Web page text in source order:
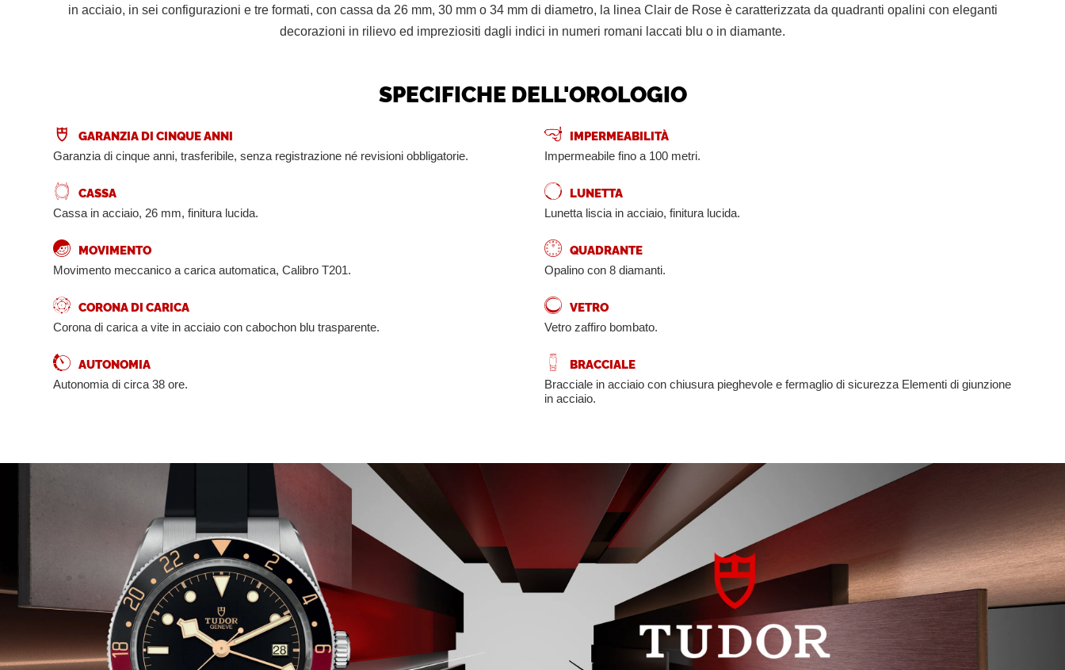
in acciaio, in sei configurazioni e tre formati, con cassa da 26 mm, 30 mm o 34 mm di diametro, la linea Clair de Rose è caratterizzata da quadranti opalini con eleganti
decorazioni in rilievo ed impreziositi dagli indici in numeri romani laccati blu o in diamante.
SPECIFICHE DELL'OROLOGIO
GARANZIA DI CINQUE ANNI
Garanzia di cinque anni, trasferibile, senza registrazione né revisioni obbligatorie.
IMPERMEABILITÀ
Impermeabile fino a 100 metri.
CASSA
Cassa in acciaio, 26 mm, finitura lucida.
LUNETTA
Lunetta liscia in acciaio, finitura lucida.
MOVIMENTO
Movimento meccanico a carica automatica, Calibro T201.
QUADRANTE
Opalino con 8 diamanti.
CORONA DI CARICA
Corona di carica a vite in acciaio con cabochon blu trasparente.
VETRO
Vetro zaffiro bombato.
AUTONOMIA
Autonomia di circa 38 ore.
BRACCIALE
Bracciale in acciaio con chiusura pieghevole e fermaglio di sicurezza Elementi di giunzione
in acciaio.